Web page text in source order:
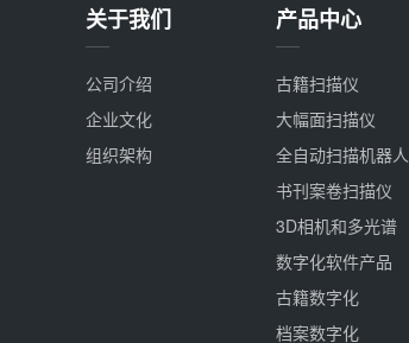
关于我们
公司介绍
企业文化
组织架构
产品中心
古籍扫描仪
大幅面扫描仪
全自动扫描机器人
书刊案卷扫描仪
3D相机和多光谱
数字化软件产品
古籍数字化
档案数字化